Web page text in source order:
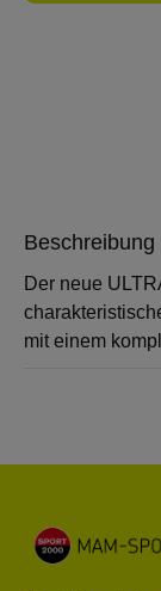
Beschreibung
Der neue
mit einem